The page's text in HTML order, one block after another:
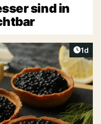
sind in
1d